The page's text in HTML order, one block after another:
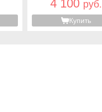
4 100 руб.
Купить